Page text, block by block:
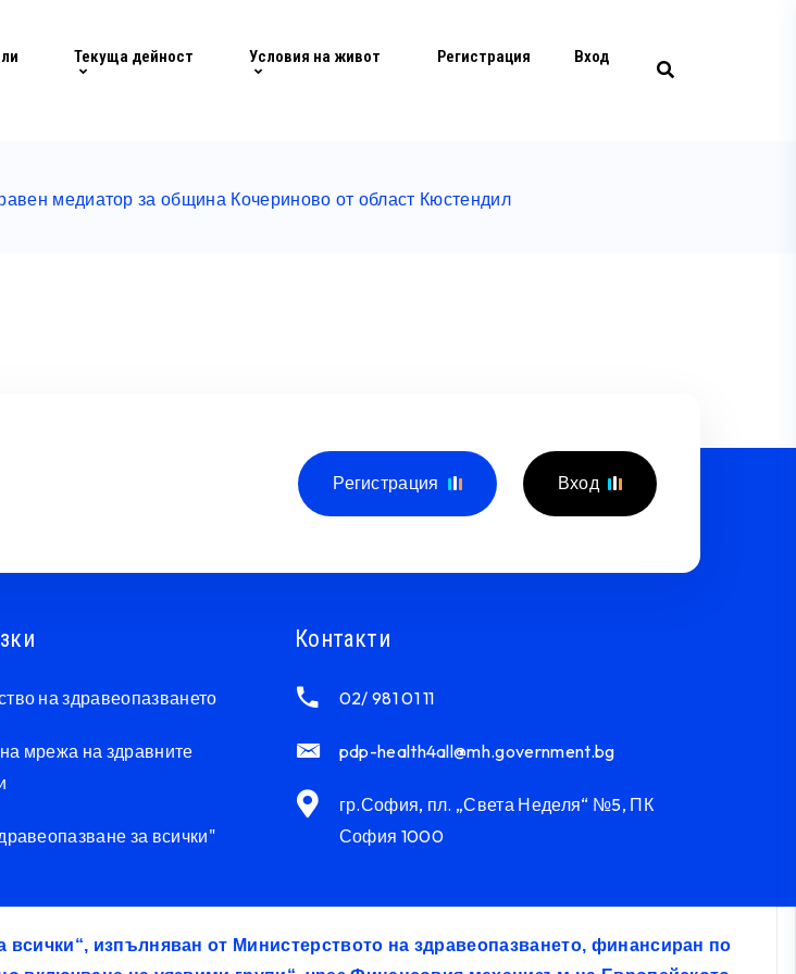
Текуща дейност Условия на живот Регистрация Вход
медиатор за община Кочериново от област Кюстендил
Регистрация Вход
на здравеопазването
мрежа на здравните
за всички"
Контакти
02/ 981 01 11
pdp-health4all@mh.government.bg
гр.София, пл. „Света Неделя“ №5, ПК
София 1000
всички“, изпълняван от Министерството на здравеопазването, финансиран по